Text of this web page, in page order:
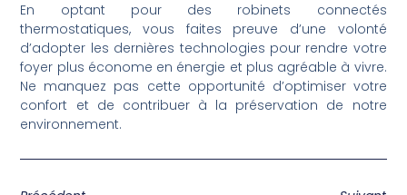
En optant pour des robinets connectés
thermostatiques, vous faites preuve d’une volonté
d’adopter les dernières technologies pour rendre votre
foyer plus économe en énergie et plus agréable à vivre.
Ne manquez pas cette opportunité d’optimiser votre
confort et de contribuer à la préservation de notre
environnement.